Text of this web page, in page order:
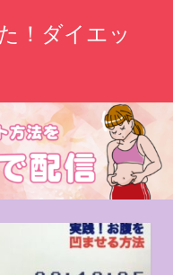
！ダイエッ